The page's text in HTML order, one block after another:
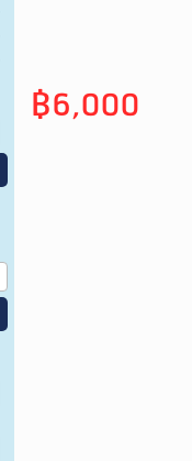
฿6,000